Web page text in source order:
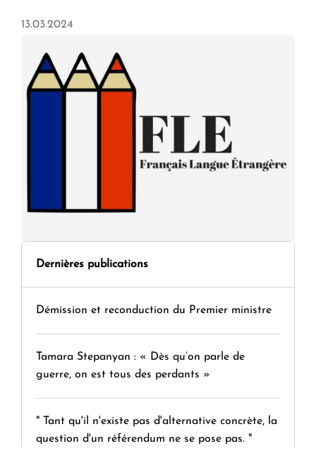
13.03.2024
Dernières publications
Démission et reconduction du Premier ministre
Tamara Stepanyan : « Dès qu’on parle de
guerre, on est tous des perdants »
" Tant qu'il n'existe pas d'alternative concrète, la
question d'un référendum ne se pose pas. "